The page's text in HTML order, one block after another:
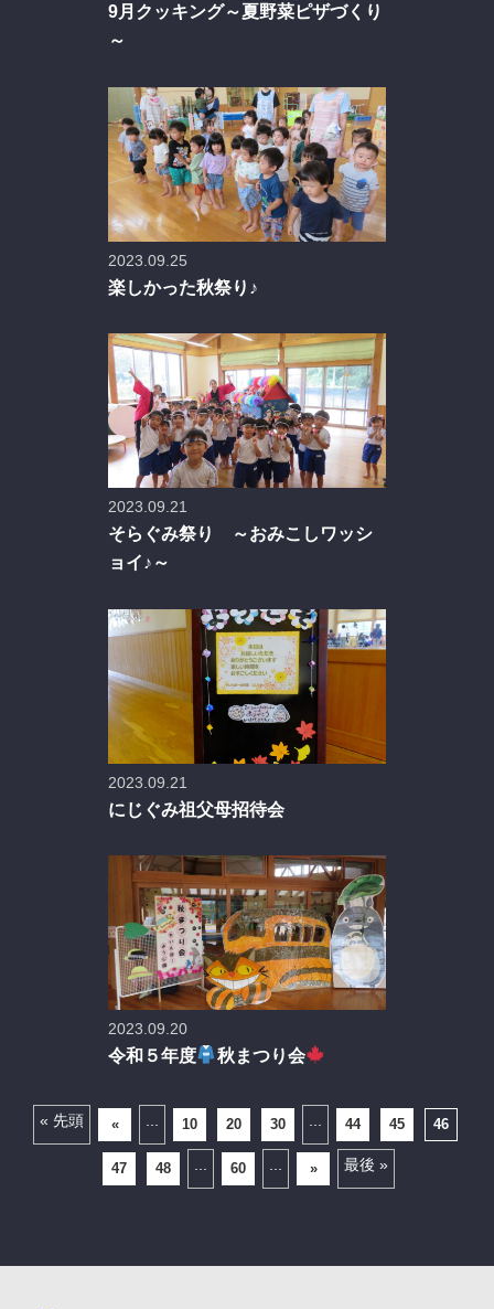
9月クッキング～夏野菜ピザづくり
～
2023.09.25
楽しかった秋祭り♪
2023.09.21
そらぐみ祭り ～おみこしワッシ
ョイ♪～
2023.09.21
にじぐみ祖父母招待会
2023.09.20
令和５年度 秋まつり会
« 先頭 « 10 20 30 44 45 46
47 48 60 » 最後 »